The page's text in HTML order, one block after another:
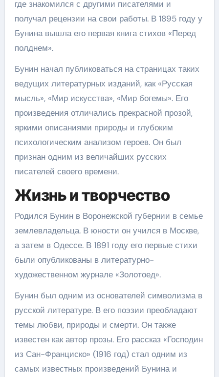
где знакомился с другими писателями и
получал рецензии на свои работы. В 1895 году у
Бунина вышла его первая книга стихов «Перед
полднем».
Бунин начал публиковаться на страницах таких
ведущих литературных изданий, как «Русская
мысль», «Мир искусства», «Мир богемы». Его
произведения отличались прекрасной прозой,
яркими описаниями природы и глубоким
психологическим анализом героев. Он был
признан одним из величайших русских
писателей своего времени.
Жизнь и творчество
Родился Бунин в Воронежской губернии в семье
землевладельца. В юности он учился в Москве,
а затем в Одессе. В 1891 году его первые стихи
были опубликованы в литературно-
художественном журнале «Золотоед».
Бунин был одним из основателей символизма в
русской литературе. В его поэзии преобладают
темы любви, природы и смерти. Он также
известен как автор прозы. Его рассказ «Господин
из Сан-Франциско» (1916 год) стал одним из
самых известных произведений Бунина и